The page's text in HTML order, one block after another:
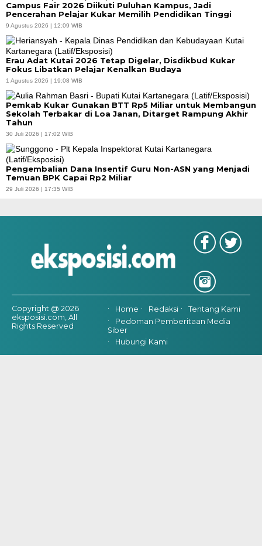
Campus Fair 2026 Diikuti Puluhan Kampus, Jadi
Pencerahan Pelajar Kukar Memilih Pendidikan Tinggi
9 Agustus 2026 | 12:09 WIB
Erau Adat Kutai 2026 Tetap Digelar, Disdikbud Kukar
Fokus Libatkan Pelajar Kenalkan Budaya
1 Agustus 2026 | 19:08 WIB
Pemkab Kukar Gunakan BTT Rp5 Miliar untuk Membangun
Sekolah Terbakar di Loa Janan, Ditarget Rampung Akhir
Tahun
30 Juli 2026 | 17:02 WIB
Pengembalian Dana Insentif Guru Non-ASN yang Menjadi
Temuan BPK Capai Rp2 Miliar
29 Juli 2026 | 17:35 WIB
Copyright @ 2026
eksposisi.com, All
Rights Reserved
Home Redaksi
Tentang Kami
Pedoman Pemberitaan Media
Siber
Hubungi Kami